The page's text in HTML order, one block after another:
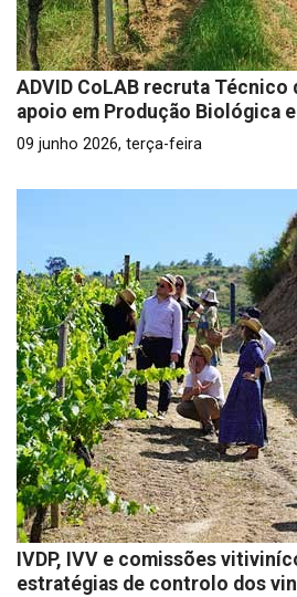
ADVID CoLAB recruta
apoio em Produção Biológica
09 junho 2026, terça-feira
IVDP, IVV e comissões
estratégias de controlo dos